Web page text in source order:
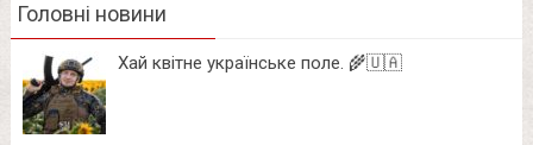
Головні новини
Хай квітне українське поле. 🌾🇺🇦